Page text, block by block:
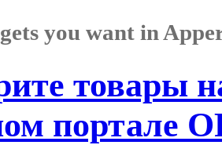
you want in
товары
портале